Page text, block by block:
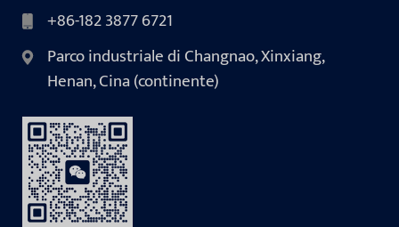
+86-182 3877 6721
Parco industriale di Changnao, Xinxiang,
Henan, Cina (continente)